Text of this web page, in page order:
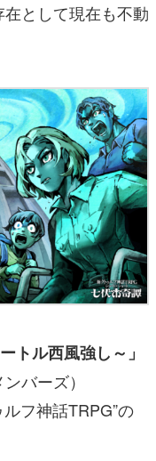
として現在も不動
トル西風強し～」
バーズ）
フ神話TRPG”の